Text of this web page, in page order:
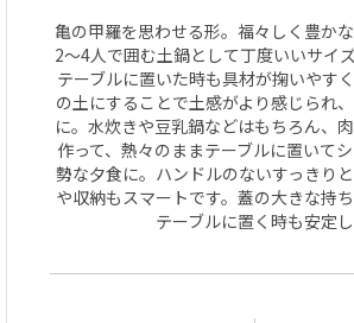
亀の甲羅を思わせる形。福々しく豊か
2〜4人で囲む土鍋として丁度いいサイ
テーブルに置いた時も具材が掬いやす
の土にすることで土感がより感じられ
に。水炊きや豆乳鍋などはもちろん、
作って、熱々のままテーブルに置いて
勢な夕食に。ハンドルのないすっきり
や収納もスマートです。蓋の大きな持
テーブルに置く時も安定し